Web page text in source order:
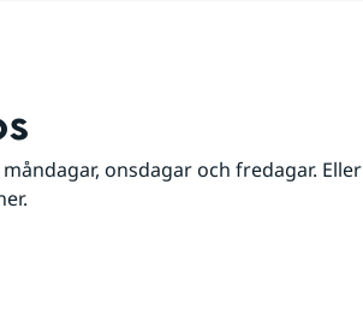
onsdagar och fredagar.